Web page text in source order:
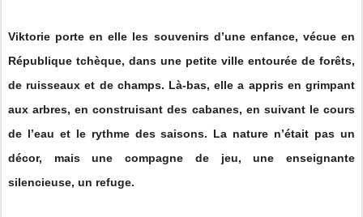
Viktorie porte en elle les souvenirs d’une enfance, vécue en
République tchèque, dans une petite ville entourée de forêts,
de ruisseaux et de champs. Là-bas, elle a appris en grimpant
aux arbres, en construisant des cabanes, en suivant le cours
de l’eau et le rythme des saisons. La nature n’était pas un
décor, mais une compagne de jeu, une enseignante
silencieuse, un refuge.